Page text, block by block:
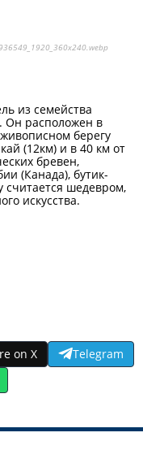
из семейства
Он расположен в
берегу
(12км) и в 40 км от
бревен,
(Канада), бутик-
считается шедевром,
искусства.
on X
Telegram